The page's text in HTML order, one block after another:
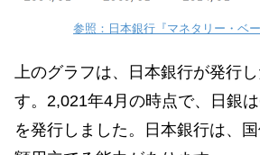
参照：日本銀行『マネタリー・ベー
上のグラフは、日本銀行が発行
す。2,021年4月の時点で、日銀
を発行しました。日本銀行は、